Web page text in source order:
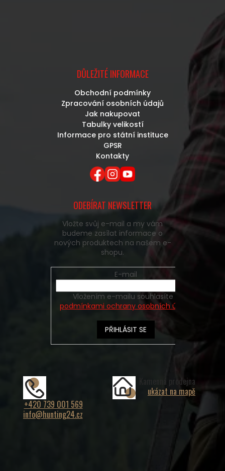
DŮLEŽITÉ INFORMACE
Obchodní podmínky
Zpracování osobních údajů
Jak nakupovat
Tabulky velikostí
Informace pro státní instituce
GPSR
Kontakty
ODEBÍRAT NEWSLETTER
Vložte svůj e-mail a my vám
budeme zasílat informace o
nových produktech na našem e-
shopu.
E-mail
podmínkami ochrany osobních údajů
PŘIHLÁSIT SE
+420 739 001 569
info@hunting24.cz
Kamenná prodejna
ukázat na mapě